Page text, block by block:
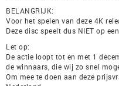
BELANGRIJK:
Voor het spelen van deze 4K
Deze disc speelt dus NIET op
Let op:
De actie loopt tot en met 1
de winnaars, die wij zo snel
Om mee te doen aan deze